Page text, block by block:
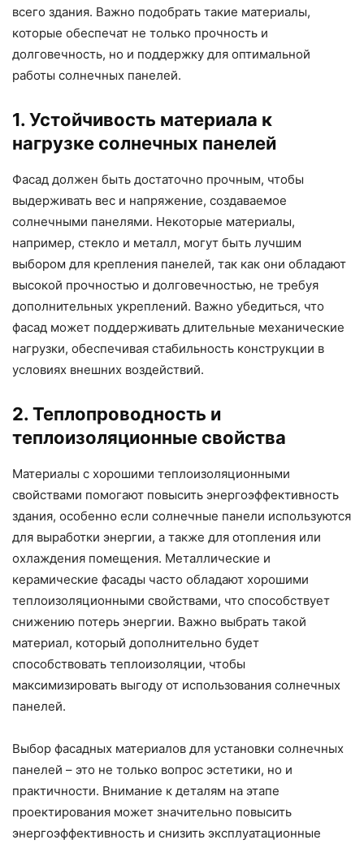
всего здания. Важно подобрать такие материалы,
которые обеспечат не только прочность и
долговечность, но и поддержку для оптимальной
работы солнечных панелей.
1. Устойчивость материала к
нагрузке солнечных панелей
Фасад должен быть достаточно прочным, чтобы
выдерживать вес и напряжение, создаваемое
солнечными панелями. Некоторые материалы,
например, стекло и металл, могут быть лучшим
выбором для крепления панелей, так как они обладают
высокой прочностью и долговечностью, не требуя
дополнительных укреплений. Важно убедиться, что
фасад может поддерживать длительные механические
нагрузки, обеспечивая стабильность конструкции в
условиях внешних воздействий.
2. Теплопроводность и
теплоизоляционные свойства
Материалы с хорошими теплоизоляционными
свойствами помогают повысить энергоэффективность
здания, особенно если солнечные панели используются
для выработки энергии, а также для отопления или
охлаждения помещения. Металлические и
керамические фасады часто обладают хорошими
теплоизоляционными свойствами, что способствует
снижению потерь энергии. Важно выбрать такой
материал, который дополнительно будет
способствовать теплоизоляции, чтобы
максимизировать выгоду от использования солнечных
панелей.
Выбор фасадных материалов для установки солнечных
панелей – это не только вопрос эстетики, но и
практичности. Внимание к деталям на этапе
проектирования может значительно повысить
энергоэффективность и снизить эксплуатационные